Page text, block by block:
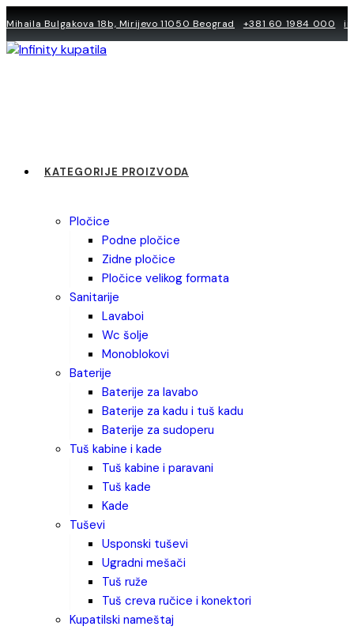
to
content
Mihaila Bulgakova 18b, Mirijevo 11050 Beograd +381 60 1984 000
KATEGORIJE PROIZVODA
pločice
podne pločice
zidne pločice
pločice velikog formata
sanitarije
lavaboi
wc šolje
monoblokovi
baterije
baterije za lavabo
baterije za kadu i tuš kadu
baterije za sudoperu
tuš kabine i kade
tuš kabine i paravani
tuš kade
kade
tuševi
usponski tuševi
ugradni mešači
tuš ruže
tuš creva ručice i konektori
kupatilski nameštaj